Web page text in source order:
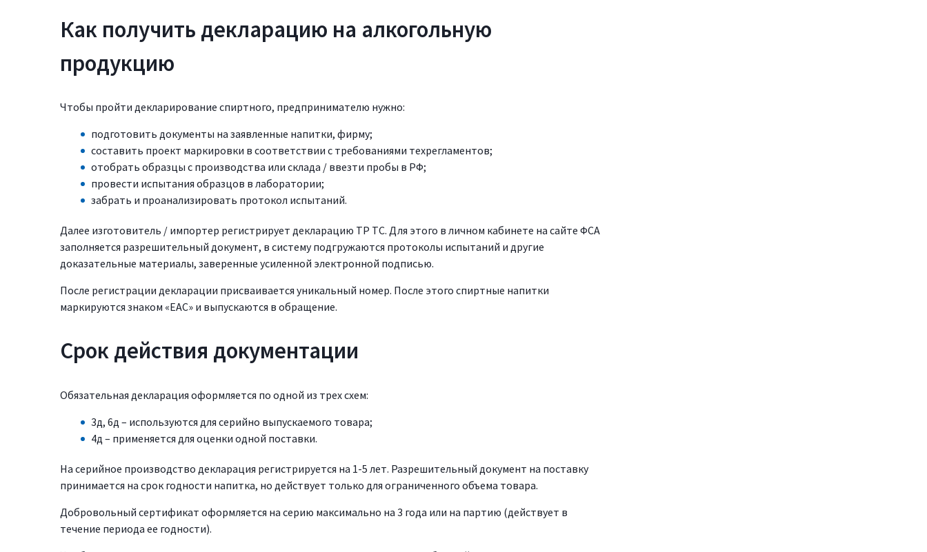
Как получить декларацию на алкогольную
продукцию
Чтобы пройти декларирование спиртного, предпринимателю нужно:
подготовить документы на заявленные напитки, фирму;
составить проект маркировки в соответствии с требованиями техрегламентов;
отобрать образцы с производства или склада / ввезти пробы в РФ;
провести испытания образцов в лаборатории;
забрать и проанализировать протокол испытаний.
Далее изготовитель / импортер регистрирует декларацию ТР ТС. Для этого в личном кабинете на сайте ФСА
заполняется разрешительный документ, в систему подгружаются протоколы испытаний и другие
доказательные материалы, заверенные усиленной электронной подписью.
После регистрации декларации присваивается уникальный номер. После этого спиртные напитки
маркируются знаком «ЕАС» и выпускаются в обращение.
Срок действия документации
Обязательная декларация оформляется по одной из трех схем:
3д, 6д – используются для серийно выпускаемого товара;
4д – применяется для оценки одной поставки.
На серийное производство декларация регистрируется на 1-5 лет. Разрешительный документ на поставку
принимается на срок годности напитка, но действует только для ограниченного объема товара.
Добровольный сертификат оформляется на серию максимально на 3 года или на партию (действует в
течение периода ее годности).